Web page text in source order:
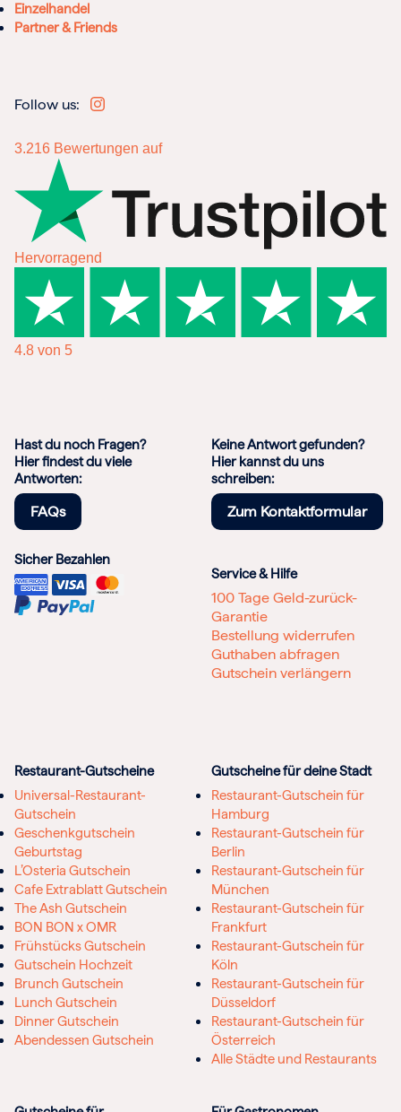
Einzelhandel
Partner & Friends
Follow us:
3.216 Bewertungen auf
Hervorragend
4.8 von 5
Hast du noch Fragen?
Hier findest du viele
Antworten:
FAQs
Keine Antwort gefunden?
Hier kannst du uns
schreiben:
Zum Kontaktformular
Sicher Bezahlen
Service & Hilfe
100 Tage Geld-zurück-
Garantie
Bestellung widerrufen
Guthaben abfragen
Gutschein verlängern
Restaurant-Gutscheine
Universal-Restaurant-
Gutschein
Geschenkgutschein
Geburtstag
L’Osteria Gutschein
Cafe Extrablatt Gutschein
The Ash Gutschein
BON BON x OMR
Frühstücks Gutschein
Gutschein Hochzeit
Brunch Gutschein
Lunch Gutschein
Dinner Gutschein
Abendessen Gutschein
Gutscheine für deine Stadt
Restaurant-Gutschein für
Hamburg
Restaurant-Gutschein für
Berlin
Restaurant-Gutschein für
München
Restaurant-Gutschein für
Frankfurt
Restaurant-Gutschein für
Köln
Restaurant-Gutschein für
Düsseldorf
Restaurant-Gutschein für
Österreich
Alle Städte und Restaurants